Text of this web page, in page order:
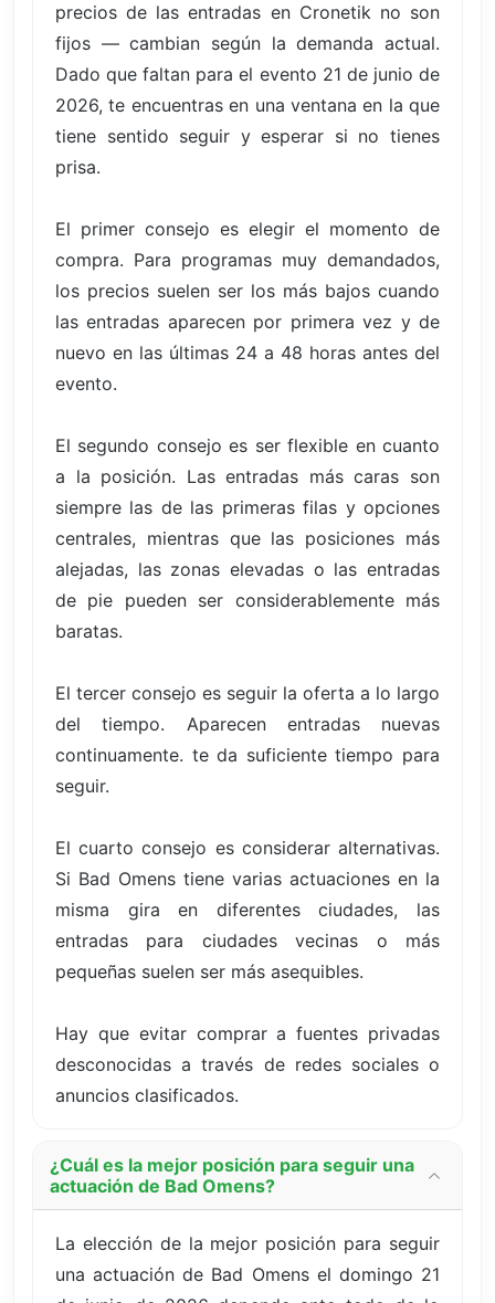
precios de las entradas en Cronetik no son
fijos — cambian según la demanda actual.
Dado que faltan para el evento 21 de junio de
2026, te encuentras en una ventana en la que
tiene sentido seguir y esperar si no tienes
prisa.
El primer consejo es elegir el momento de
compra. Para programas muy demandados,
los precios suelen ser los más bajos cuando
las entradas aparecen por primera vez y de
nuevo en las últimas 24 a 48 horas antes del
evento.
El segundo consejo es ser flexible en cuanto
a la posición. Las entradas más caras son
siempre las de las primeras filas y opciones
centrales, mientras que las posiciones más
alejadas, las zonas elevadas o las entradas
de pie pueden ser considerablemente más
baratas.
El tercer consejo es seguir la oferta a lo largo
del tiempo. Aparecen entradas nuevas
continuamente. te da suficiente tiempo para
seguir.
El cuarto consejo es considerar alternativas.
Si Bad Omens tiene varias actuaciones en la
misma gira en diferentes ciudades, las
entradas para ciudades vecinas o más
pequeñas suelen ser más asequibles.
Hay que evitar comprar a fuentes privadas
desconocidas a través de redes sociales o
anuncios clasificados.
¿Cuál es la mejor posición para seguir una
actuación de Bad Omens?
La elección de la mejor posición para seguir
una actuación de Bad Omens el domingo 21